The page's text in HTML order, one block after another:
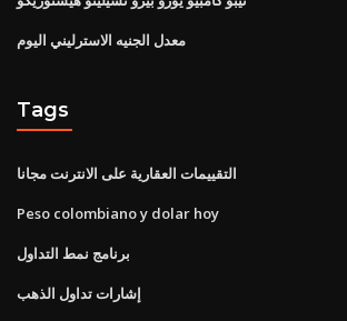
معدل الجنيه الاسترليني اليوم
Tags
التقييمات العقارية على الانترنت مجانا
Peso colombiano y dolar hoy
برنامج نمط التداول
إشارات تداول الذهب